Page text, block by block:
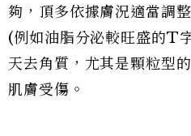
夠，頂多依據膚況適當調
(例如油脂分泌較旺盛的T
天去角質，尤其是顆粒型
肌膚受傷。